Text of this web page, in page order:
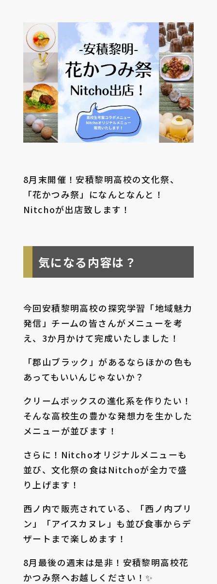
8月末開催！安積黎明高校の文化祭、
「花かつみ祭」になんとなんと！
Nitchoが出店致します！
気になる内容は？
今回安積黎明高校の探究学習「地域魅力
発信」チームの皆さんがメニューを考
え、3か月かけて完成いたしました！
「郡山ブラック」があるならほかの色も
あってもいいんじゃないか？
クリームボックスの進化系を作りたい！
そんな高校生の豊かな発想力を生かした
メニューが並びます！
さらに！Nitchoオリジナルメニューも
並び、文化祭の食はNitchoが全力で盛
り上げます！
西ノ内で販売されている、「西ノ内プリ
ン」「アイスカヌレ」も並び食事からデ
ザートまで楽しめます！
8月最後の週末は是非！安積黎明高校花
かつみ祭へお越しください！✨